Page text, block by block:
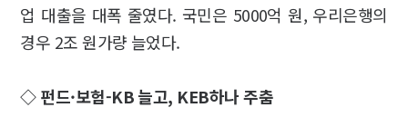
업 대출을 대폭 줄였다. 국민은 5000억 원, 우리은행의
경우 2조 원가량 늘었다.
◇ 펀드·보험-KB 늘고, KEB하나 주춤